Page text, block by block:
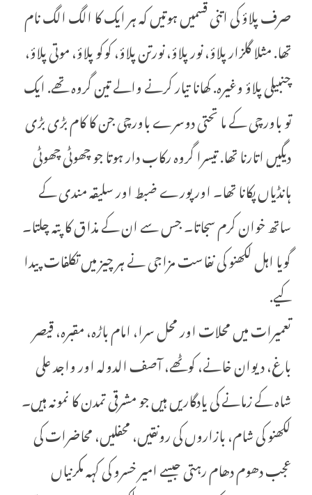
صرف پلاؤ کی اتنی قسمیں ہوتیں کہ ہر ایک کا الگ الگ نام
تھا. مثلا گلزار پلاؤ، نور پلاؤ، نورتن پلاؤ، کوکو پلاؤ، موتی پلاؤ،
چنبیلی پلاؤ وغیرہ. کھانا تیار کرنے والے تین گروہ تھے. ایک
تو باورچی کے ما تحتی دوسرے باورچی جن کا کام بڑی بڑی
دیگیں اتارنا تھا. تیسرا گروہ رکاب دار ہوتا جو چھوٹی چھوٹی
ہانڈیاں پکانا تھا۔ اور پورے ضبط اور سلیقہ مندی کے
ساتھ خوان کرم سجاتا۔ جس سے ان کے مذاق کا پتہ چلتا۔
گویا اہل لکھنو کی نفاست مزاجی نے ہر چیز میں تکلفات پیدا
کیے.
تعمیرات میں محلات اور محل سرا، امام باڑہ، مقبرہ، قیصر
باغ، دیوان خانے، کوٹھے، آصف الدولہ اور واجد علی
شاہ کے زمانے کی یادگاریں ہیں جو مشرقی تمدن کا نمونہ ہیں۔
لکھنو کی شام، بازاروں کی رونقیں، محفلیں، محاضرات کی
عجب دھوم دھام رہتی جیسے امیر خسرو کی کہہ مکرنیاں